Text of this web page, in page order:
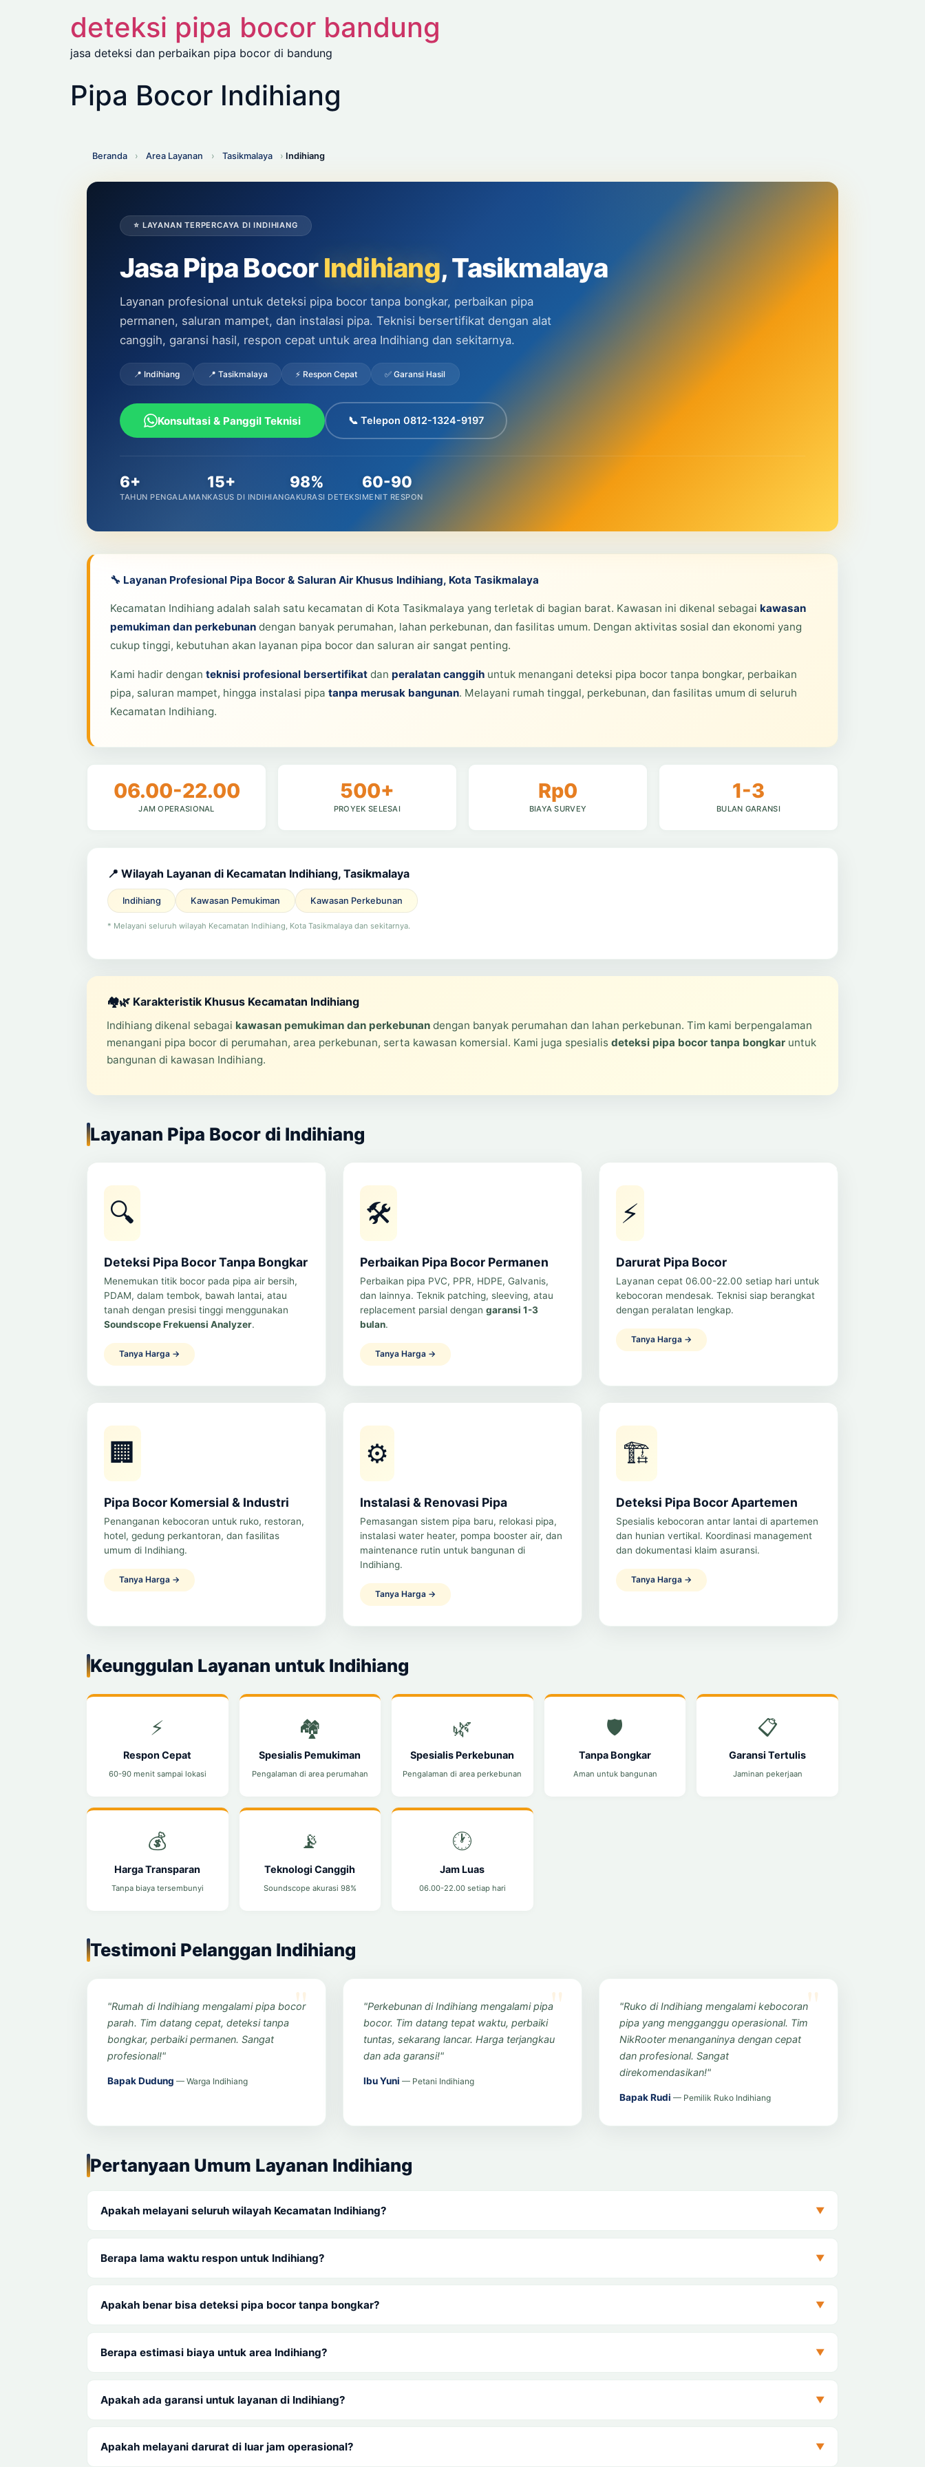
deteksi pipa bocor bandung
jasa deteksi dan perbaikan pipa bocor di bandung
Pipa Bocor Indihiang
Beranda › Area Layanan › Tasikmalaya › Indihiang
⭐ LAYANAN TERPERCAYA DI INDIHIANG
Jasa Pipa BocorIndihiang, Tasikmalaya
Layanan profesional untuk deteksi pipa bocor tanpa bongkar, perbaikan pipa
permanen, saluran mampet, dan instalasi pipa. Teknisi bersertifikat dengan alat
canggih, garansi hasil, respon cepat untuk area Indihiang dan sekitarnya.
📍 Indihiang 📍 Tasikmalaya ⚡ Respon Cepat ✅ Garansi Hasil
Konsultasi & Panggil Teknisi 📞 Telepon 0812-1324-9197
6+
TAHUN PENGALAMAN
15+
KASUS DI INDIHIANG
98%
AKURASI DETEKSI
60-90
MENIT RESPON
🔧 Layanan Profesional Pipa Bocor & Saluran Air Khusus Indihiang, Kota Tasikmalaya
Kecamatan Indihiang adalah salah satu kecamatan di Kota Tasikmalaya yang terletak di bagian barat. Kawasan ini dikenal sebagai kawasan
pemukiman dan perkebunandengan banyak perumahan, lahan perkebunan, dan fasilitas umum. Dengan aktivitas sosial dan ekonomi yang
cukup tinggi, kebutuhan akan layanan pipa bocor dan saluran air sangat penting.
Kami hadir dengan teknisi profesional bersertifikatdan peralatan canggihuntuk menangani deteksi pipa bocor tanpa bongkar, perbaikan
pipa, saluran mampet, hingga instalasi pipa tanpa merusak bangunan. Melayani rumah tinggal, perkebunan, dan fasilitas umum di seluruh
Kecamatan Indihiang.
06.00-22.00
JAM OPERASIONAL
500+
PROYEK SELESAI
Rp0
BIAYA SURVEY
1-3
BULAN GARANSI
📍 Wilayah Layanan di Kecamatan Indihiang, Tasikmalaya
Indihiang Kawasan Pemukiman Kawasan Perkebunan
* Melayani seluruh wilayah Kecamatan Indihiang, Kota Tasikmalaya dan sekitarnya.
🏘️🌿 Karakteristik Khusus Kecamatan Indihiang
Indihiang dikenal sebagai kawasan pemukiman dan perkebunandengan banyak perumahan dan lahan perkebunan. Tim kami berpengalaman
menangani pipa bocor di perumahan, area perkebunan, serta kawasan komersial. Kami juga spesialis deteksi pipa bocor tanpa bongkaruntuk
bangunan di kawasan Indihiang.
Layanan Pipa Bocor di Indihiang
🔍
Deteksi Pipa Bocor Tanpa Bongkar
Menemukan titik bocor pada pipa air bersih,
PDAM, dalam tembok, bawah lantai, atau
tanah dengan presisi tinggi menggunakan
Soundscope Frekuensi Analyzer.
Tanya Harga →
🛠️
Perbaikan Pipa Bocor Permanen
Perbaikan pipa PVC, PPR, HDPE, Galvanis,
dan lainnya. Teknik patching, sleeving, atau
replacement parsial dengan garansi 1-3
bulan.
Tanya Harga →
⚡
Darurat Pipa Bocor
Layanan cepat 06.00-22.00 setiap hari untuk
kebocoran mendesak. Teknisi siap berangkat
dengan peralatan lengkap.
Tanya Harga →
🏢
Pipa Bocor Komersial & Industri
Penanganan kebocoran untuk ruko, restoran,
hotel, gedung perkantoran, dan fasilitas
umum di Indihiang.
Tanya Harga →
⚙️
Instalasi & Renovasi Pipa
Pemasangan sistem pipa baru, relokasi pipa,
instalasi water heater, pompa booster air, dan
maintenance rutin untuk bangunan di
Indihiang.
Tanya Harga →
🏗️
Deteksi Pipa Bocor Apartemen
Spesialis kebocoran antar lantai di apartemen
dan hunian vertikal. Koordinasi management
dan dokumentasi klaim asuransi.
Tanya Harga →
Keunggulan Layanan untuk Indihiang
⚡
Respon Cepat
60-90 menit sampai lokasi
🏘️
Spesialis Pemukiman
Pengalaman di area perumahan
🌿
Spesialis Perkebunan
Pengalaman di area perkebunan
🛡️
Tanpa Bongkar
Aman untuk bangunan
📋
Garansi Tertulis
Jaminan pekerjaan
💰
Harga Transparan
Tanpa biaya tersembunyi
📡
Teknologi Canggih
Soundscope akurasi 98%
🕐
Jam Luas
06.00-22.00 setiap hari
Testimoni Pelanggan Indihiang
"Rumah di Indihiang mengalami pipa bocor
parah. Tim datang cepat, deteksi tanpa
bongkar, perbaiki permanen. Sangat
profesional!"
Bapak Dudung — Warga Indihiang
"Perkebunan di Indihiang mengalami pipa
bocor. Tim datang tepat waktu, perbaiki
tuntas, sekarang lancar. Harga terjangkau
dan ada garansi!"
Ibu Yuni — Petani Indihiang
"Ruko di Indihiang mengalami kebocoran
pipa yang mengganggu operasional. Tim
NikRooter menanganinya dengan cepat
dan profesional. Sangat
direkomendasikan!"
Bapak Rudi — Pemilik Ruko Indihiang
Pertanyaan Umum Layanan Indihiang
Apakah melayani seluruh wilayah Kecamatan Indihiang? ▼
Berapa lama waktu respon untuk Indihiang? ▼
Apakah benar bisa deteksi pipa bocor tanpa bongkar? ▼
Berapa estimasi biaya untuk area Indihiang? ▼
Apakah ada garansi untuk layanan di Indihiang? ▼
Apakah melayani darurat di luar jam operasional? ▼